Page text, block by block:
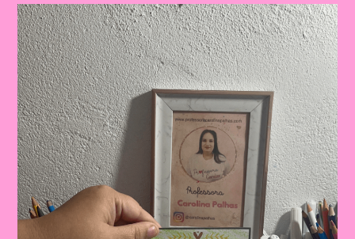
Pais
|
Dia
Dos
Pais:
Celebrando
A
Importância
Da
Figura
Paterna